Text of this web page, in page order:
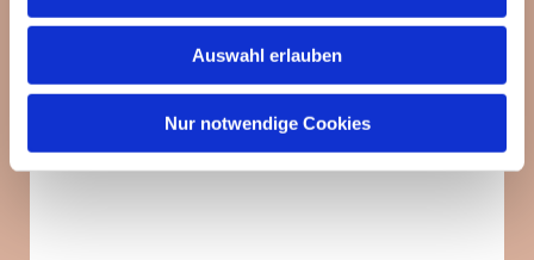
Auswahl erlauben
Nur notwendige Cookies